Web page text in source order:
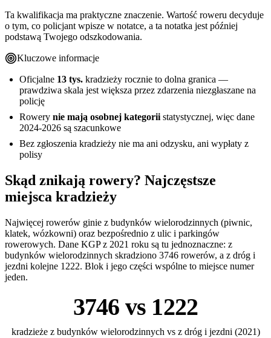
Ta kwalifikacja ma praktyczne znaczenie. Wartość roweru decyduje
o tym, co policjant wpisze w notatce, a ta notatka jest później
podstawą Twojego odszkodowania.
Kluczowe informacje
Oficjalne 13 tys. kradzieży rocznie to dolna granica —
prawdziwa skala jest większa przez zdarzenia niezgłaszane na
policję
Rowery nie mają osobnej kategorii statystycznej, więc dane
2024-2026 są szacunkowe
Bez zgłoszenia kradzieży nie ma ani odzysku, ani wypłaty z
polisy
Skąd znikają rowery? Najczęstsze
miejsca kradzieży
Najwięcej rowerów ginie z budynków wielorodzinnych (piwnic,
klatek, wózkowni) oraz bezpośrednio z ulic i parkingów
rowerowych. Dane KGP z 2021 roku są tu jednoznaczne: z
budynków wielorodzinnych skradziono 3746 rowerów, a z dróg i
jezdni kolejne 1222. Blok i jego części wspólne to miejsce numer
jeden.
3746 vs 1222
kradzieże z budynków wielorodzinnych vs z dróg i jezdni (2021)